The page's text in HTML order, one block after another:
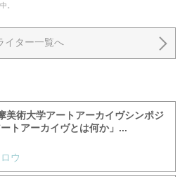
。
イター一覧へ
美術大学アートアーカイヴシンポジ
トアーカイヴとは何か」...
ウ